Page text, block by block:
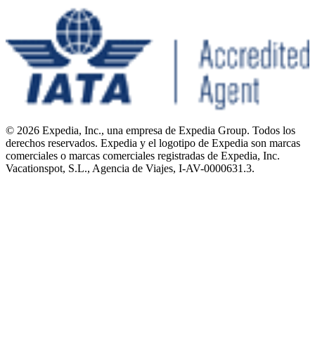
© 2026 Expedia, Inc., una empresa de Expedia Group. Todos los
derechos reservados. Expedia y el logotipo de Expedia son marcas
comerciales o marcas comerciales registradas de Expedia, Inc.
Vacationspot, S.L., Agencia de Viajes, I-AV-0000631.3.